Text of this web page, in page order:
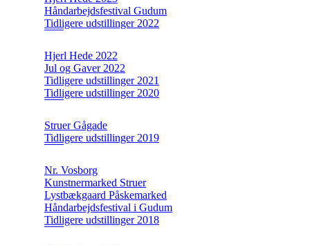
Håndarbejdsfestival Gudum
Tidligere udstillinger 2022
Hjerl Hede 2022
Jul og Gaver 2022
Tidligere udstillinger 2021
Tidligere udstillinger 2020
Struer Gågade
Tidligere udstillinger 2019
Nr. Vosborg
Kunstnermarked Struer
Lystbækgaard Påskemarked
Håndarbejdsfestival i Gudum
Tidligere udstillinger 2018